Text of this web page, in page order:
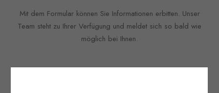
Mit dem Formular können Sie Informationen erbitten. Unser
Team steht zu Ihrer Verfügung und meldet sich so bald wie
möglich bei Ihnen.